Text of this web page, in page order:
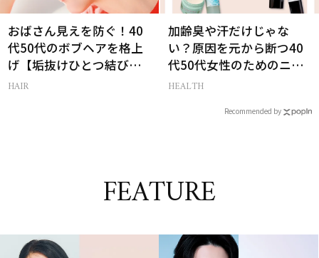
おばさん見えを防ぐ！40
代50代のボブヘアを格上
げ【垢抜けひとつ結び】
のルール
HAIR
加齢臭や汗だけじゃな
い？原因を元から断つ40
代50代女性のためのニオ
イケア
HEALTH
Recommended by
FEATURE